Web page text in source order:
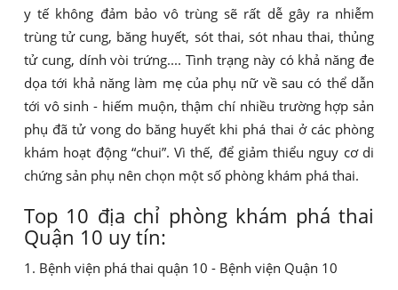
y tế không đảm bảo vô trùng sẽ rất dễ gây ra nhiễm
trùng tử cung, băng huyết, sót thai, sót nhau thai, thủng
tử cung, dính vòi trứng.... Tình trạng này có khả năng đe
dọa tới khả năng làm mẹ của phụ nữ về sau có thể dẫn
tới vô sinh - hiếm muộn, thậm chí nhiều trường hợp sản
phụ đã tử vong do băng huyết khi phá thai ở các phòng
khám hoạt động “chui”. Vì thế, để giảm thiểu nguy cơ di
chứng sản phụ nên chọn một số phòng khám phá thai.
Top 10 địa chỉ phòng khám phá thai
Quận 10 uy tín:
1. Bệnh viện phá thai quận 10 - Bệnh viện Quận 10